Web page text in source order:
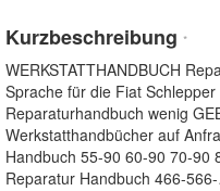
Kurzbeschreibung *
WERKSTATTHANDBUCH
Sprache für die Fiat
Reparaturhandbuch wenig
Werkstatthandbücher auf
Handbuch 55-90 60-90 70-90
Reparatur Handbuch 466-566-